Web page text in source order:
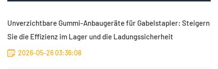
Unverzichtbare Gummi-Anbaugeräte für Gabelstapler: Steigern
Sie die Effizienz im Lager und die Ladungssicherheit
2026-05-26 03:36:08